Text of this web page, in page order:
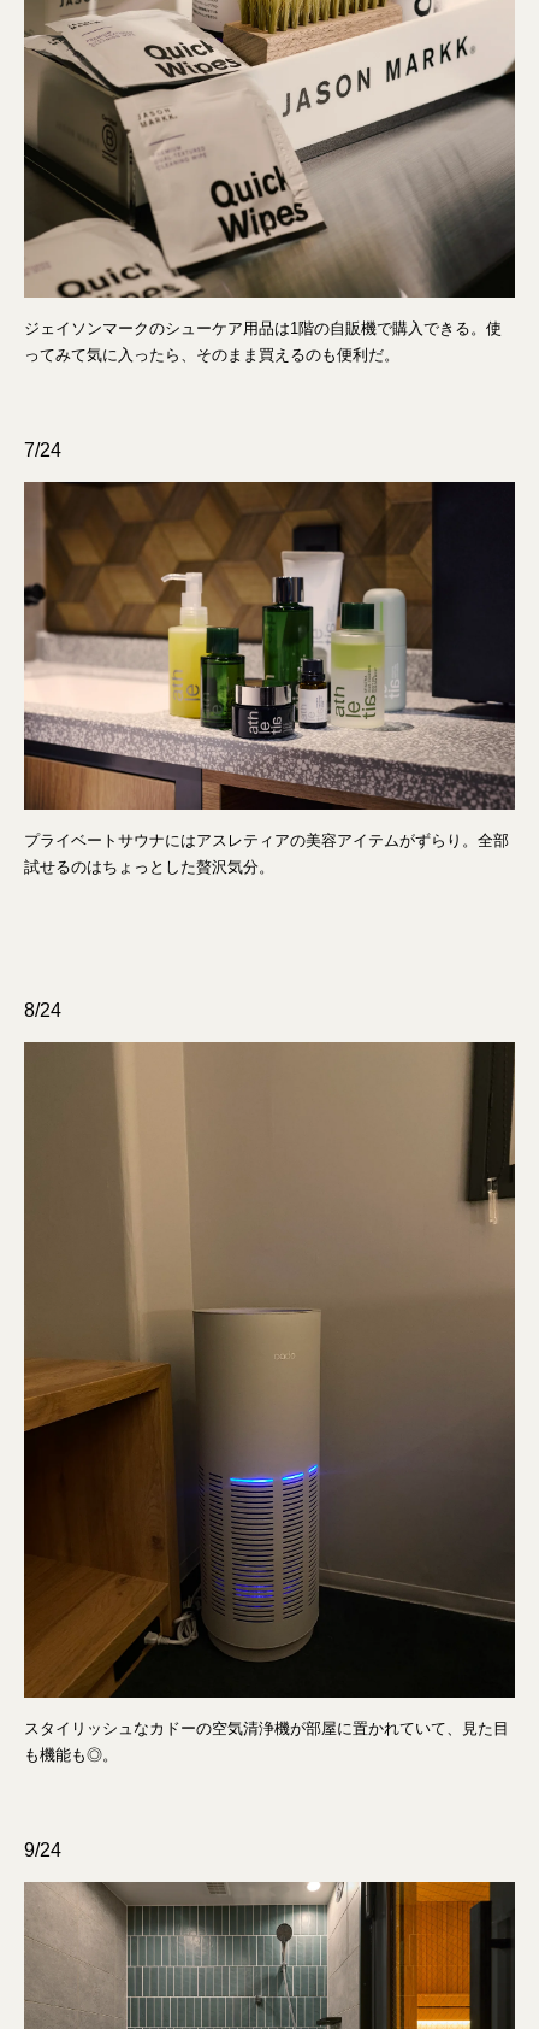
ジェイソンマークのシューケア用品は1階の自販機で購入できる。使
ってみて気に入ったら、そのまま買えるのも便利だ。
7/24
プライベートサウナにはアスレティアの美容アイテムがずらり。全部
試せるのはちょっとした贅沢気分。
8/24
スタイリッシュなカドーの空気清浄機が部屋に置かれていて、見た目
も機能も◎。
9/24